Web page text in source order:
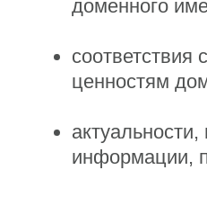
доменного
ценностям
информации,